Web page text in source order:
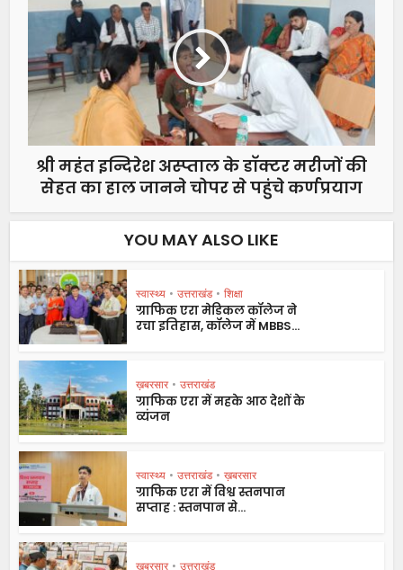
श्री महंत इन्दिरेश अस्प्ताल के डाॅक्टर मरीजों की
सेहत का हाल जानने चोपर से पहुंचे कर्णप्रयाग
YOU MAY ALSO LIKE
स्वास्थ्य • उत्तराखंड • शिक्षा
ग्राफिक एरा मेडिकल कॉलेज ने
रचा इतिहास, कॉलेज में MBBS...
ख़बरसार • उत्तराखंड
ग्राफिक एरा में महके आठ देशों के
व्यंजन
स्वास्थ्य • उत्तराखंड • ख़बरसार
ग्राफिक एरा में विश्व स्तनपान
सप्ताह : स्तनपान से...
ख़बरसार • उत्तराखंड